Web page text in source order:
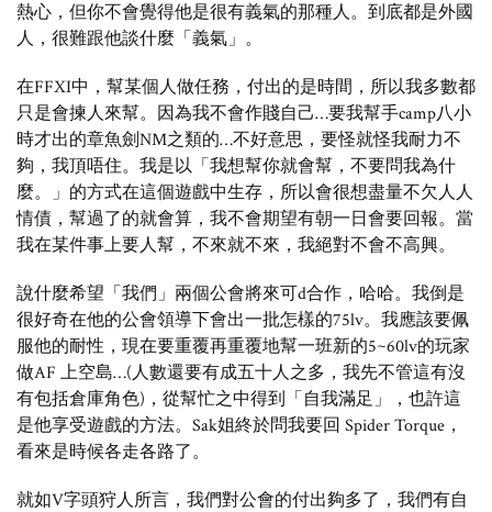
熱心，但你不會覺得他是很有義氣的那種人。到底都是外國
人，很難跟他談什麼「義氣」。
在FFXI中，幫某個人做任務，付出的是時間，所以我多數都
只是會揀人來幫。因為我不會作賤自己…要我幫手camp八小
時才出的章魚劍NM之類的…不好意思，要怪就怪我耐力不
夠，我頂唔住。我是以「我想幫你就會幫，不要問我為什
麼。」的方式在這個遊戲中生存，所以會很想盡量不欠人人
情債，幫過了的就會算，我不會期望有朝一日會要回報。當
我在某件事上要人幫，不來就不來，我絕對不會不高興。
說什麼希望「我們」兩個公會將來可d合作，哈哈。我倒是
很好奇在他的公會領導下會出一批怎樣的75lv。我應該要佩
服他的耐性，現在要重覆再重覆地幫一班新的5~60lv的玩家
做AF 上空島…(人數還要有成五十人之多，我先不管這有沒
有包括倉庫角色)，從幫忙之中得到「自我滿足」，也許這
是他享受遊戲的方法。Sak姐終於問我要回 Spider Torque，
看來是時候各走各路了。
就如V字頭狩人所言，我們對公會的付出夠多了，我們有自